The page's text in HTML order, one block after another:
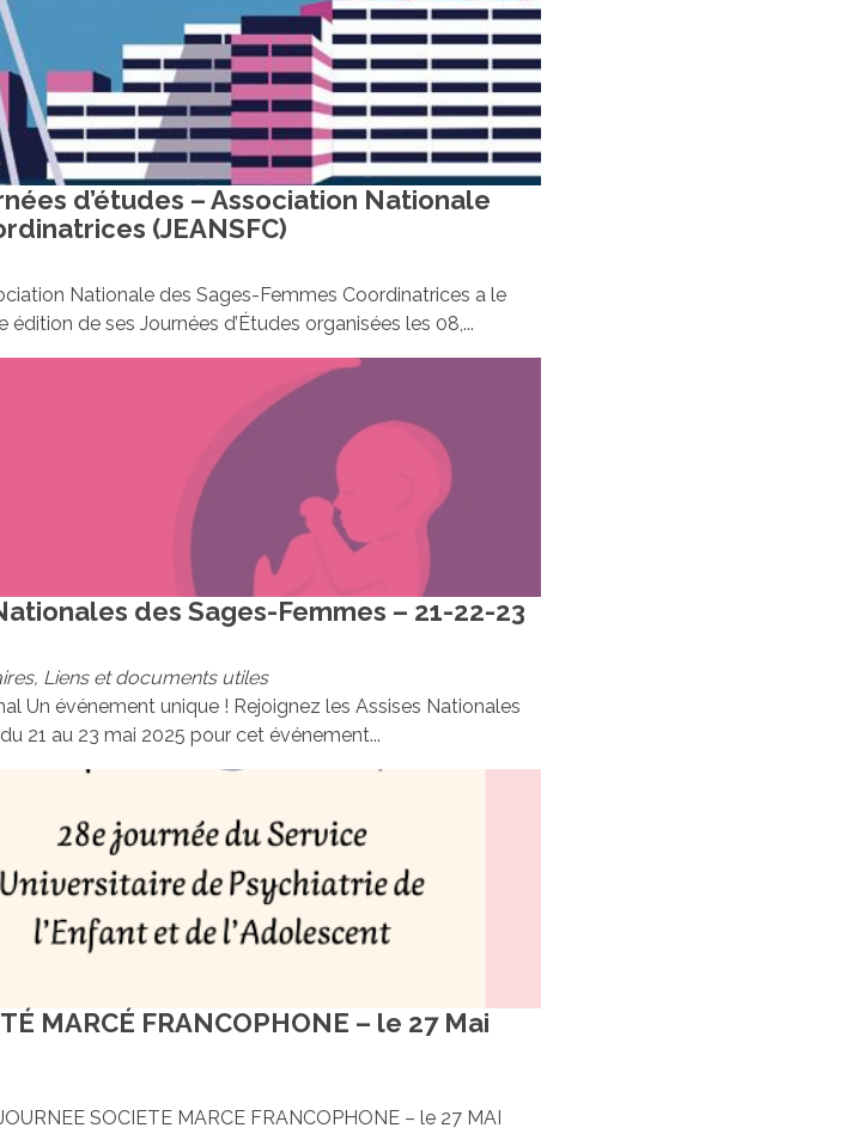
d’études – Association Nationale
(JEANSFC)
Nationale des Sages-Femmes Coordinatrices a le
de ses Journées d’Études organisées les 08,...
des Sages-Femmes – 21-22-23
, Liens et documents utiles
Un événement unique ! Rejoignez les Assises Nationales
21 au 23 mai 2025 pour cet événement...
MARCÉ FRANCOPHONE – le 27 Mai
SOCIETE MARCE FRANCOPHONE – le 27 MAI